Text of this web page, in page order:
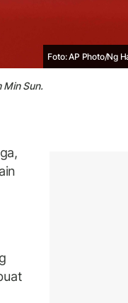
Foto: AP Photo/Ng
Min Sun.